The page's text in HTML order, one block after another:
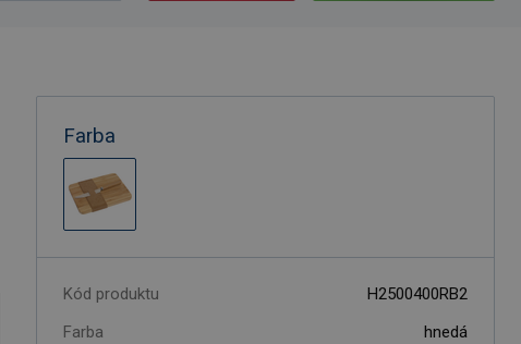
Farba
Kód produktu
H2500400RB2
Farba
hnedá